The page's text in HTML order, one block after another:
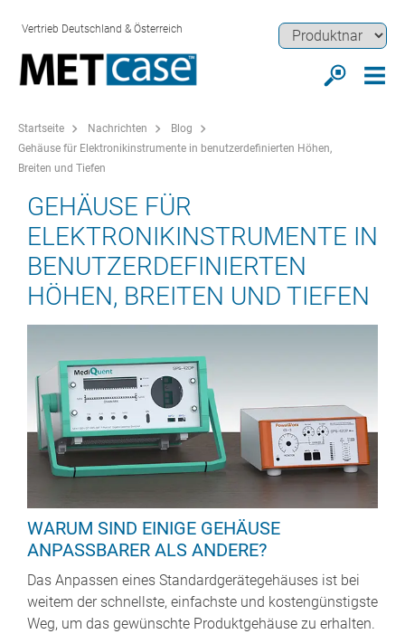
Vertrieb Deutschland & Österreich
Startseite Nachrichten
Blog
Gehäuse für Elektronikinstrumente in benutzerdefinierten Höhen,
Breiten und Tiefen
GEHÄUSE FÜR
ELEKTRONIKINSTRUMENTE IN
BENUTZERDEFINIERTEN
HÖHEN, BREITEN UND TIEFEN
WARUM SIND EINIGE GEHÄUSE
ANPASSBARER ALS ANDERE?
Das Anpassen eines Standardgerätegehäuses ist bei
weitem der schnellste, einfachste und kostengünstigste
Weg, um das gewünschte Produktgehäuse zu erhalten.